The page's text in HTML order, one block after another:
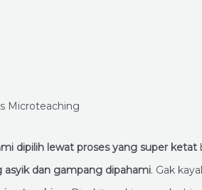
dipilih lewat proses yang super ketat
asyik dan gampang dipahami. Gak